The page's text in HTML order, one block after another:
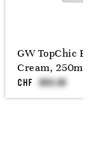
GW TopChic
Cream, 250ml
CHF